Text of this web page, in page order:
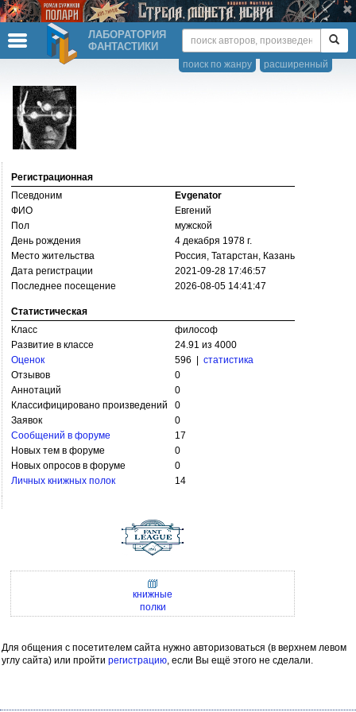
ЛАБОРАТОРИЯ
ФАНТАСТИКИ
расширенный
поиск по жанру
Регистрационная
Псевдоним
Evgenator
ФИО
Евгений
Пол
мужской
День рождения
4 декабря 1978 г.
Место жительства
Россия, Татарстан, Казань
Дата регистрации
2021-09-28 17:46:57
Последнее посещение
2026-08-05 14:41:47
Статистическая
Класс
философ
Развитие в классе
24.91 из 4000
Оценок
596 | статистика
Отзывов
0
Аннотаций
0
Классифицировано произведений
0
Заявок
0
Сообщений в форуме
17
Новых тем в форуме
0
Новых опросов в форуме
0
Личных книжных полок
14
книжные
полки
Для общения с посетителем сайта нужно авторизоваться (в верхнем левом
углу сайта) или пройти регистрацию, если Вы ещё этого не сделали.